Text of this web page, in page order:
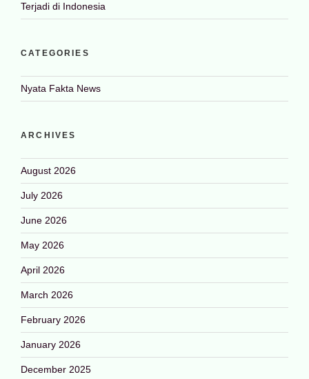
Terjadi di Indonesia
CATEGORIES
Nyata Fakta News
ARCHIVES
August 2026
July 2026
June 2026
May 2026
April 2026
March 2026
February 2026
January 2026
December 2025